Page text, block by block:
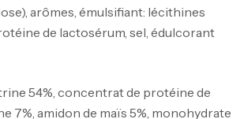
arômes, émulsifiant: lécithines
de lactosérum, sel, édulcorant
54%, concentrat de protéine de
7%, amidon de maïs 5%, monohydrate